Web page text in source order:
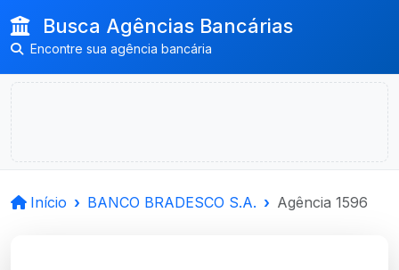
Busca Agências Bancárias
Encontre sua agência bancária
Início BANCO BRADESCO S.A. Agência 1596